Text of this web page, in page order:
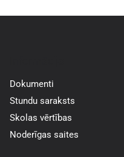
Dokumenti
Stundu saraksts
Skolas vērtības
Noderīgas saites